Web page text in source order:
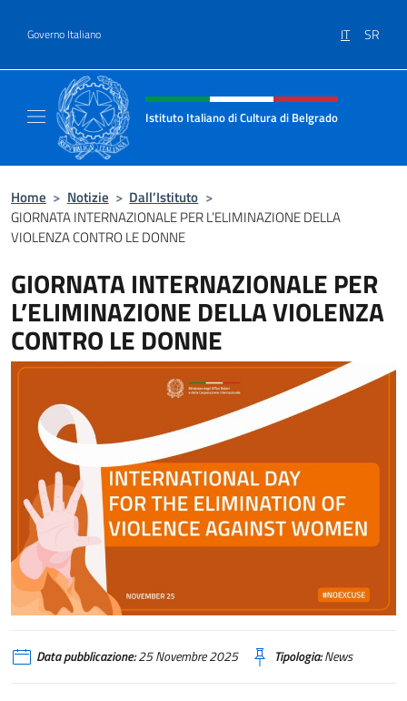
Governo Italiano IT SR
Intestazione sito, social e menù
Istituto Italiano di Cultura di Belgrado
Home > Notizie > Dall’Istituto >
GIORNATA INTERNAZIONALE PER L’ELIMINAZIONE DELLA
VIOLENZA CONTRO LE DONNE
GIORNATA INTERNAZIONALE PER
L’ELIMINAZIONE DELLA VIOLENZA
CONTRO LE DONNE
Data pubblicazione:25 Novembre 2025 Tipologia:News